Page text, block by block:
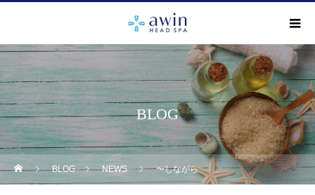
BLOG
BLOG NEWS 〜しながら